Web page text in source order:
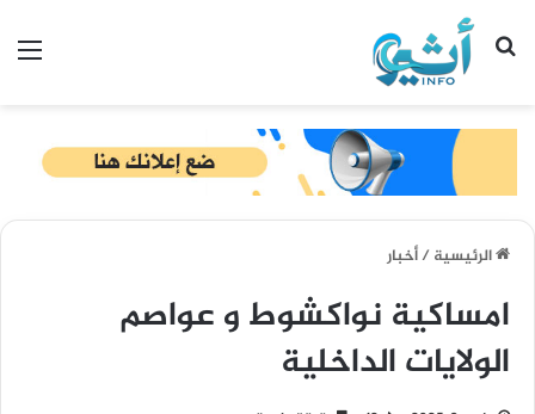
بحث عن
الرئيسية/أخبار
امساكية نواكشوط و عواصم
الولايات الداخلية